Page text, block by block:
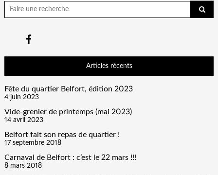
Chercher
pour:
Articles récents
Fête du quartier Belfort, édition 2023
4 juin 2023
Vide-grenier de printemps (mai 2023)
14 avril 2023
Belfort fait son repas de quartier !
17 septembre 2018
Carnaval de Belfort : c’est le 22 mars !!!
8 mars 2018